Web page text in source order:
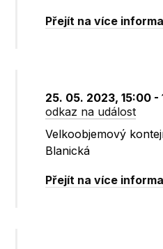
Přejít na více
25. 05. 2023, 15:00 -
odkaz na událost
Velkoobjemový
Blanická
Přejít na více